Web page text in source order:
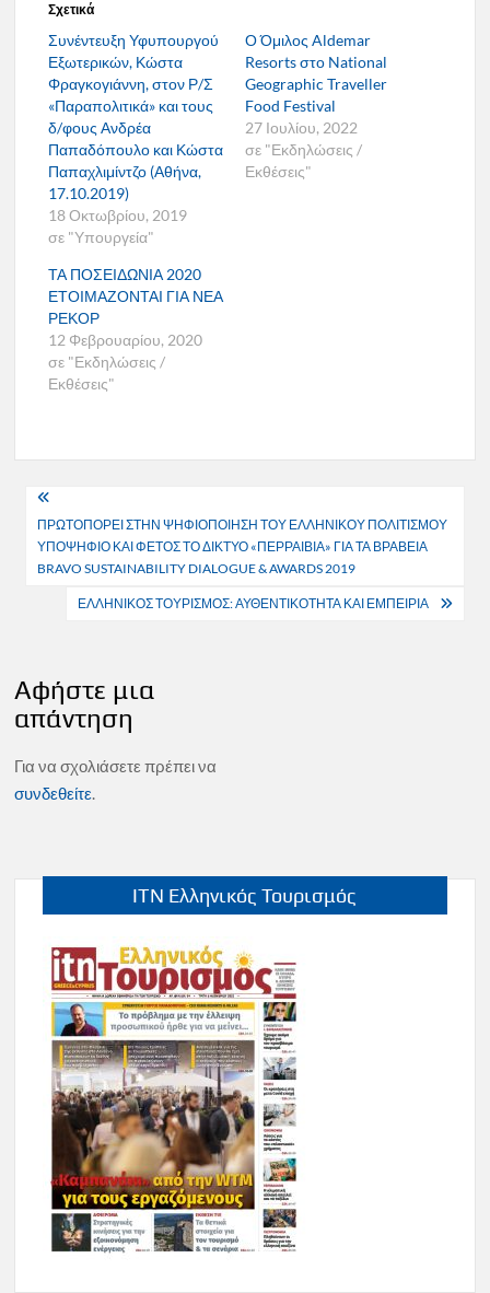
Σχετικά
Συνέντευξη Υφυπουργού
Εξωτερικών, Κώστα
Φραγκογιάννη, στον Ρ/Σ
«Παραπολιτικά» και τους
δ/φους Ανδρέα
Παπαδόπουλο και Κώστα
Παπαχλιμίντζο (Αθήνα,
17.10.2019)
18 Οκτωβρίου, 2019
σε "Υπουργεία"
Ο Όμιλος Aldemar
Resorts στο National
Geographic Traveller
Food Festival
27 Ιουλίου, 2022
σε "Εκδηλώσεις /
Εκθέσεις"
ΤΑ ΠΟΣΕΙΔΩΝΙΑ 2020
ΕΤΟΙΜΑΖΟΝΤΑΙ ΓΙΑ ΝΕΑ
ΡΕΚΟΡ
12 Φεβρουαρίου, 2020
σε "Εκδηλώσεις /
Εκθέσεις"
Πλοήγηση
άρθρων
ΠΡΩΤΟΠΟΡΕΙ ΣΤΗΝ ΨΗΦΙΟΠΟΙΗΣΗ ΤΟΥ ΕΛΛΗΝΙΚΟΥ ΠΟΛΙΤΙΣΜΟΥ
ΥΠΟΨΗΦΙΟ ΚΑΙ ΦΕΤΟΣ ΤΟ ΔΙΚΤΥΟ «ΠΕΡΡΑΙΒΙΑ» ΓΙΑ ΤΑ ΒΡΑΒΕΙΑ
BRAVO SUSTAINABILITY DIALOGUE & AWARDS 2019
ΕΛΛΗΝΙΚΟΣ ΤΟΥΡΙΣΜΟΣ: ΑΥΘΕΝΤΙΚΟΤΗΤΑ ΚΑΙ ΕΜΠΕΙΡΙΑ
Αφήστε μια
απάντηση
Για να σχολιάσετε πρέπει να
συνδεθείτε
ITN Ελληνικός Τουρισμός